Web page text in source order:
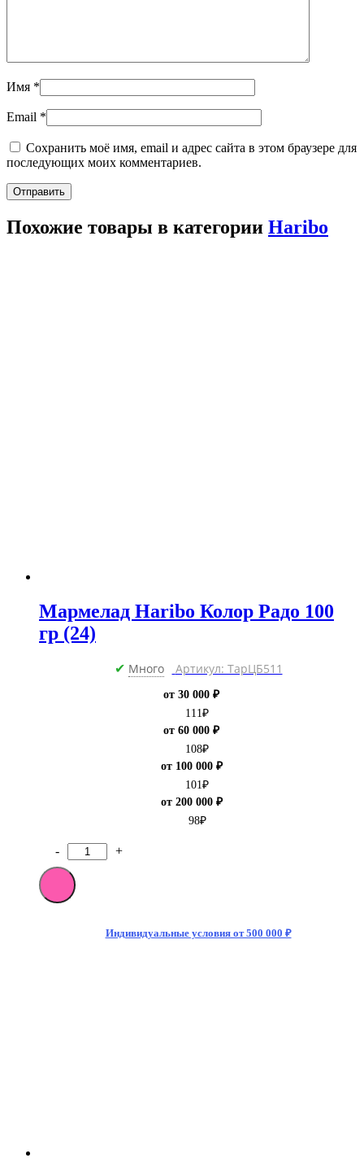
Имя *
Email *
Сохранить моё имя, email и адрес сайта в этом браузере для
последующих моих комментариев.
Похожие товары в категории Haribo
Мармелад Haribo Колор Радо 100
гр (24)
✔ Много Артикул: ТарЦБ511
от 30 000 ₽
111₽
от 60 000 ₽
108₽
от 100 000 ₽
101₽
от 200 000 ₽
98₽
Количество
товара
Мармелад
Haribo
- +
Индивидуальные условия от 500 000 ₽